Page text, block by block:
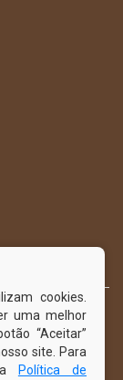
cookies.
uma melhor
“Aceitar”
site. Para
Política de